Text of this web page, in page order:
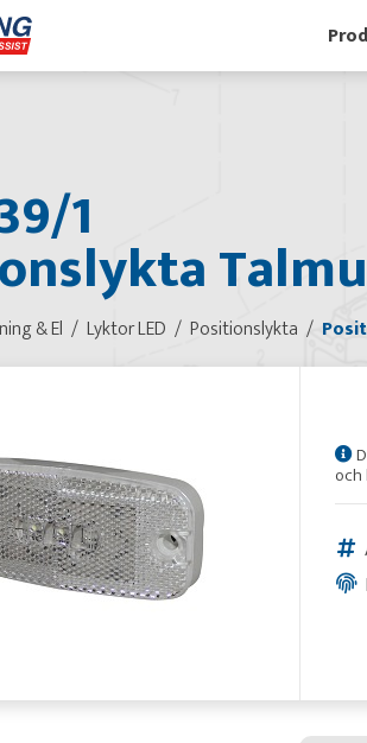
1
& El Lyktor LED Positionslykta